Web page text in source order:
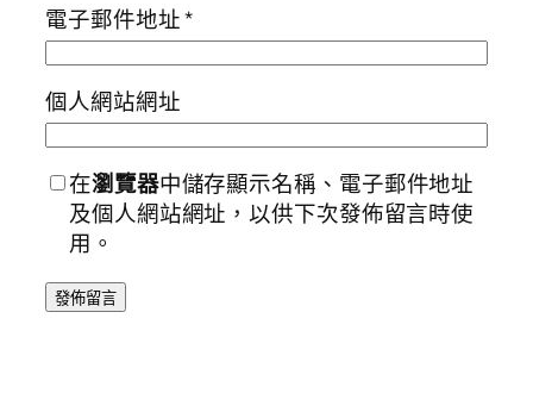
電子郵件地址*
個人網站網址
在瀏覽器中儲存顯示名稱、電子郵件地址
及個人網站網址，以供下次發佈留言時使
用。